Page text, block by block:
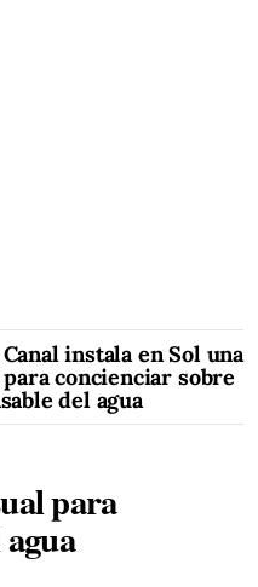
instala en Sol una
concienciar sobre
del agua
para